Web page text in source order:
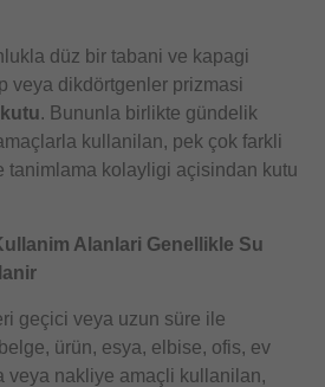
düz bir tabani ve kapagi
veya dikdörtgenler prizmasi
kutu. Bununla birlikte gündelik
kullanilan, pek çok farkli
tanimlama kolayligi açisindan kutu
Alanlari Genellikle Su
geçici veya uzun süre ile
ürün, esya, elbise, ofis, ev
veya nakliye amaçli kullanilan,